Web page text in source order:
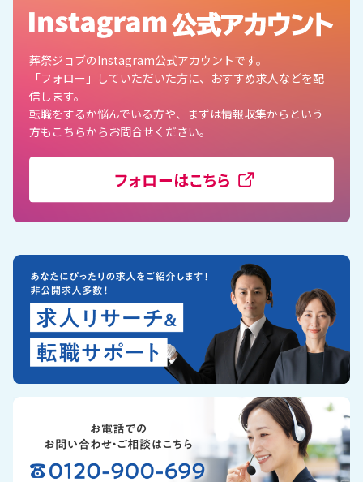
葬祭ジョブのInstagram公式アカウントです。
「フォロー」していただいた方に、おすすめ求人などを配
信します。
転職をするか悩んでいる方や、まずは情報収集からという
方もこちらからお問合せください。